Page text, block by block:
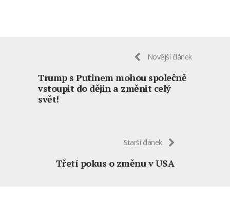
Novější článek
Trump s Putinem mohou společně
vstoupit do dějin a změnit celý
svět!
Starší článek
Třetí pokus o změnu v USA